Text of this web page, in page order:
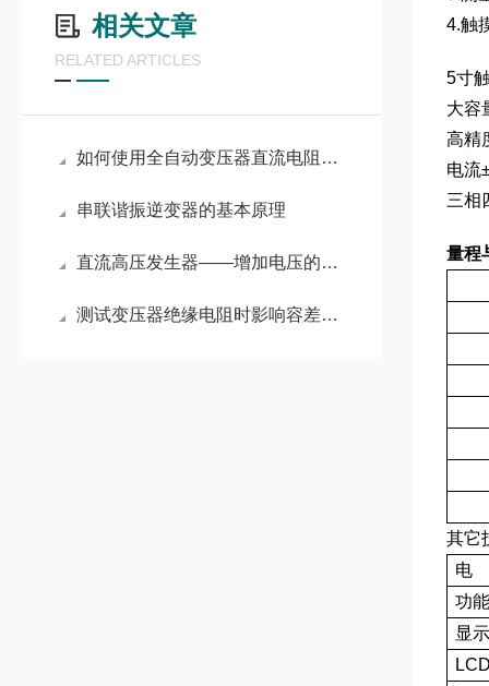
相关文章
RELATED ARTICLES
如何使用全自动变压器直流电阻测试仪进行高效测量？
串联谐振逆变器的基本原理
直流高压发生器——增加电压的稳定性
测试变压器绝缘电阻时影响容差的五个因素
4.触
5寸
大容
高精
电流
三相
量程
其它
电
功
显